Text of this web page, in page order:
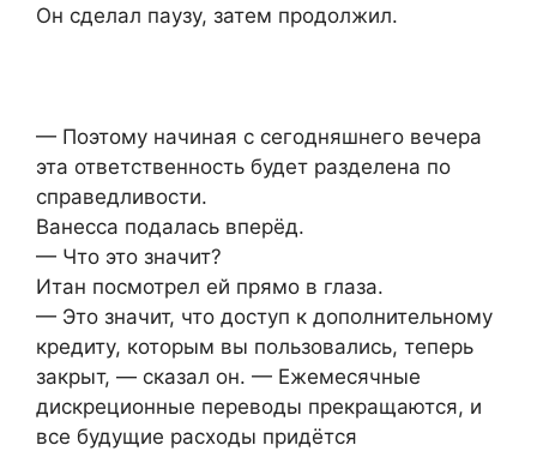
Он сделал паузу, затем продолжил.
— Поэтому начиная с сегодняшнего вечера
эта ответственность будет разделена по
справедливости.
Ванесса подалась вперёд.
— Что это значит?
Итан посмотрел ей прямо в глаза.
— Это значит, что доступ к дополнительному
кредиту, которым вы пользовались, теперь
закрыт, — сказал он. — Ежемесячные
дискреционные переводы прекращаются, и
все будущие расходы придётся